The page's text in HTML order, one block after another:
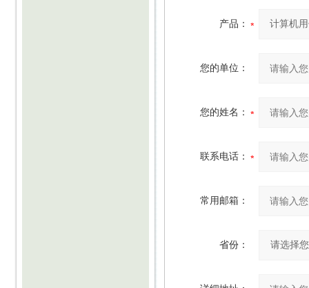
产品：
您的单位：
您的姓名：
联系电话：
常用邮箱：
省份：